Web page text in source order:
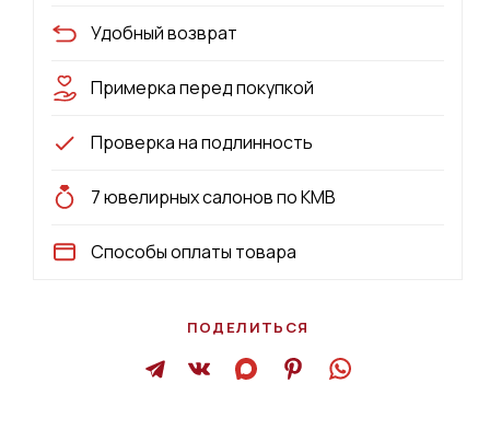
Удобный возврат
Примерка перед покупкой
Проверка на подлинность
7 ювелирных салонов по КМВ
Способы оплаты товара
ПОДЕЛИТЬСЯ